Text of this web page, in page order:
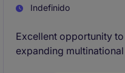
Indefinido
Excellent opportunity
expanding